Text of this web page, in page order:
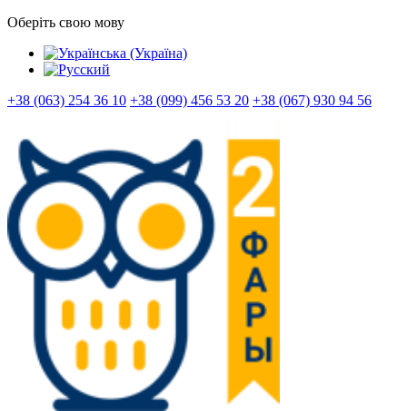
Оберіть свою мову
+38 (063) 254 36 10 +38 (099) 456 53 20 +38 (067) 930 94 56